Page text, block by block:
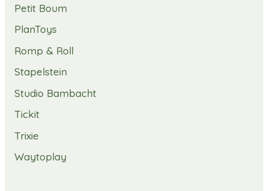
Petit Boum
PlanToys
Romp & Roll
Stapelstein
Studio Bambacht
Tickit
Trixie
Waytoplay